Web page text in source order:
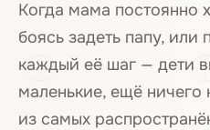
Когда мама постоянно
боясь задеть папу, или
каждый её шаг — дети
маленькие, ещё
из самых